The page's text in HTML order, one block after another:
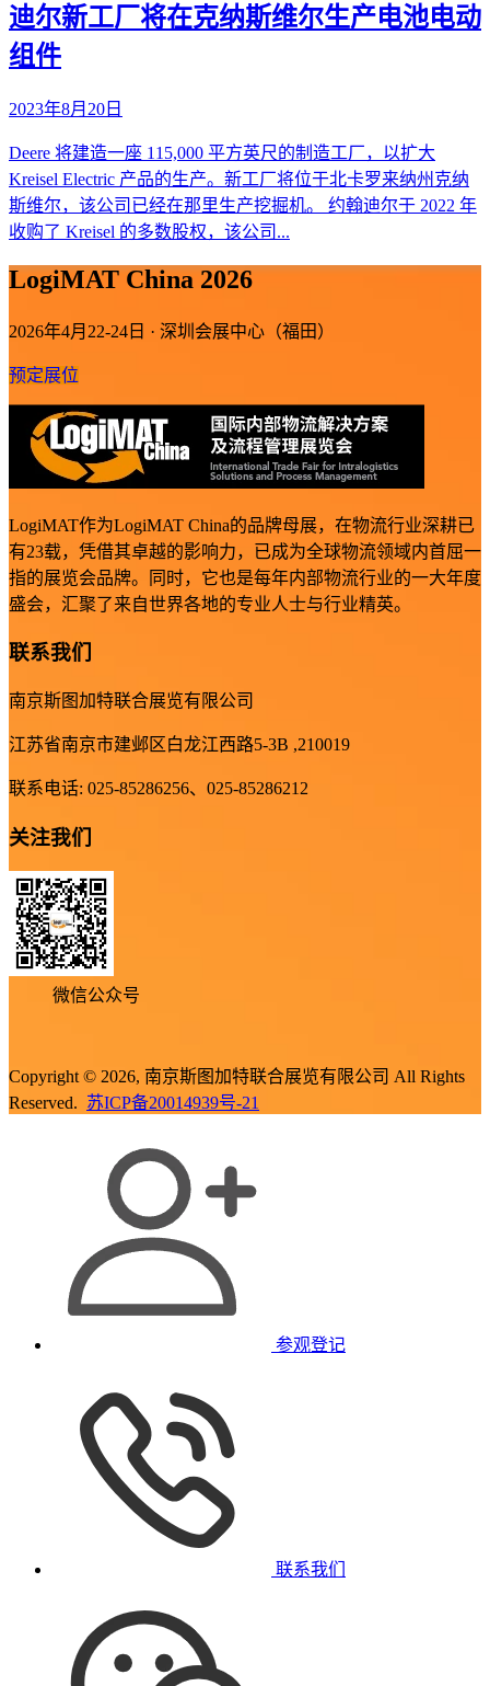
迪尔新工厂将在克纳斯维尔生产电池电动
组件
2023年8月20日
Deere 将建造一座 115,000 平方英尺的制造工厂，以扩大
Kreisel Electric 产品的生产。新工厂将位于北卡罗来纳州克纳
斯维尔，该公司已经在那里生产挖掘机。 约翰迪尔于 2022 年
收购了 Kreisel 的多数股权，该公司...
LogiMAT China 2026
2026年4月22-24日 · 深圳会展中心（福田）
预定展位
LogiMAT作为LogiMAT China的品牌母展，在物流行业深耕已
有23载，凭借其卓越的影响力，已成为全球物流领域内首屈一
指的展览会品牌。同时，它也是每年内部物流行业的一大年度
盛会，汇聚了来自世界各地的专业人士与行业精英。
联系我们
南京斯图加特联合展览有限公司
江苏省南京市建邺区白龙江西路5-3B ,210019
联系电话: 025-85286256、025-85286212
关注我们
微信公众号
Copyright © 2026, 南京斯图加特联合展览有限公司 All Rights
Reserved. 苏ICP备20014939号-21
参观登记
联系我们